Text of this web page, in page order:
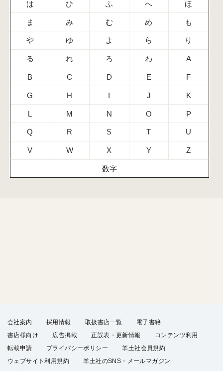
は ひ ふ へ ほ
ま み む め も
や ゆ よ ら り
る れ ろ わ A
B C D E F
G H I J K
L M N O P
Q R S T U
V W X Y Z
数字
会社案内 採用情報 取扱書店一覧
電子書籍
書店様向け
広告掲載 正誤表・更新情報
コンテンツ利用
転載申請
プライバシーポリシー
羊土社会員規約
ウェブサイト利用規約
羊土社のSNS・メールマガジン